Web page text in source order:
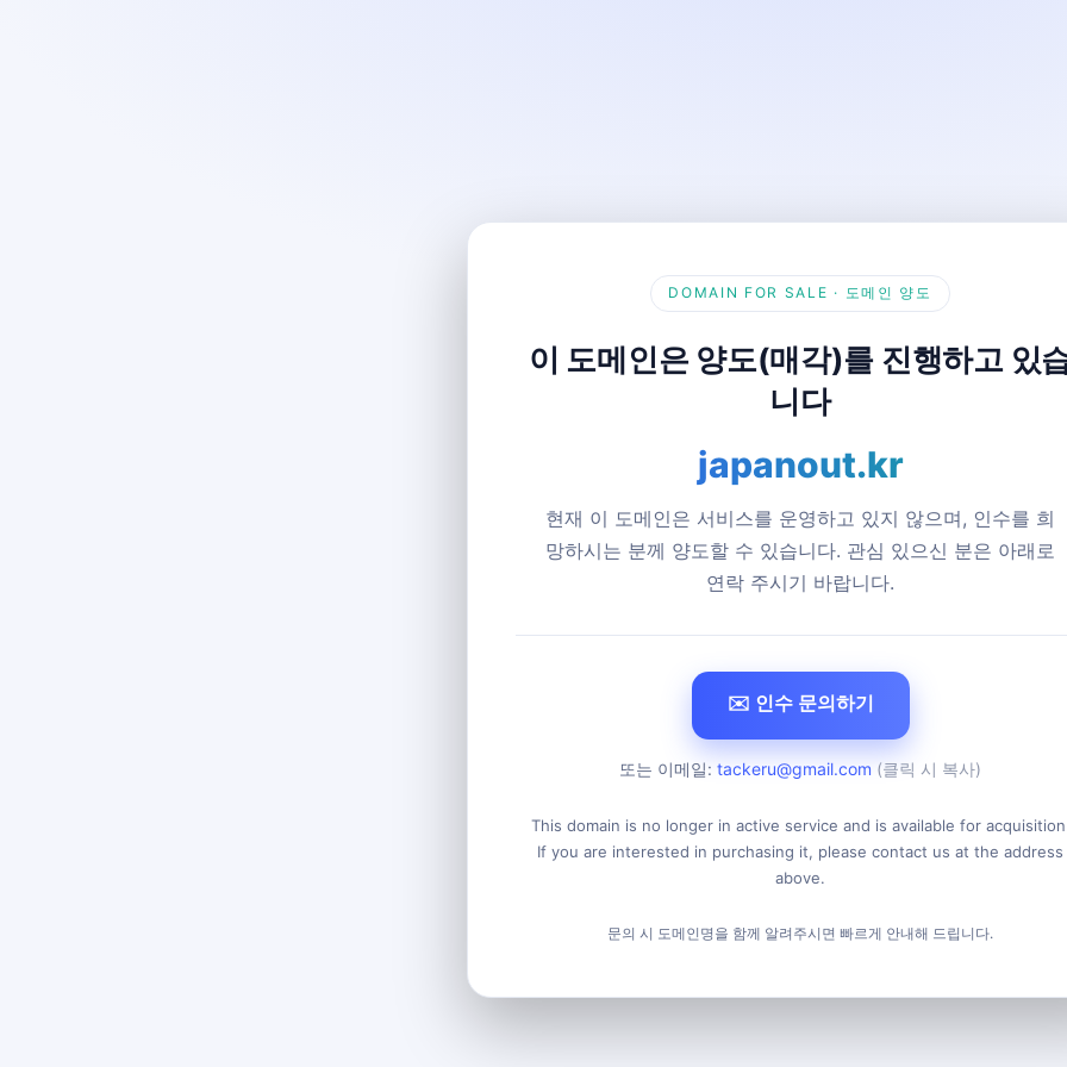
DOMAIN FOR SALE · 도메인 양도
이 도메인은 양도(매각)를 진행하고 있
니다
japanout.kr
현재 이 도메인은 서비스를 운영하고 있지 않으며, 인수를 희
망하시는 분께 양도할 수 있습니다. 관심 있으신 분은 아래로
연락 주시기 바랍니다.
✉️ 인수 문의하기
또는 이메일: tackeru@gmail.com (클릭 시 복사)
This domain is no longer in active service and is available for
If you are interested in purchasing it, please contact us at the address
above.
문의 시 도메인명을 함께 알려주시면 빠르게 안내해 드립니다.